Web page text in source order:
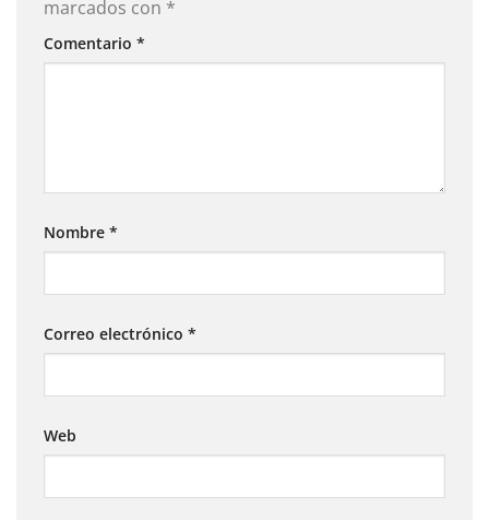
marcados con *
Comentario *
Nombre *
Correo electrónico *
Web